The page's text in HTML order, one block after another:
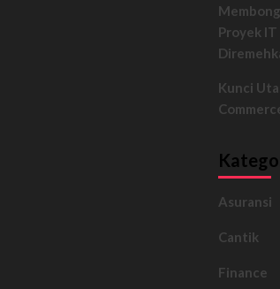
Proyek
Kunci
Asuransi
Cantik
Finance